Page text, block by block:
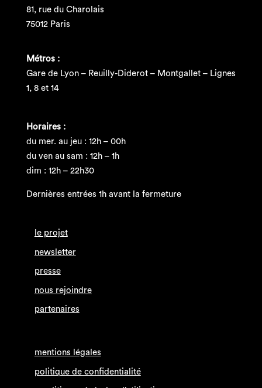
81, rue du Charolais
75012 Paris
Métros :
Gare de Lyon – Reuilly-Diderot – Montgallet – Lignes
1, 8 et 14
Horaires :
du mer. au jeu : 12h – 00h
du ven au sam : 12h – 1h
dim : 12h – 22h30
Dernières entrées 1h avant la fermeture
le projet
newsletter
presse
nous rejoindre
partenaires
mentions légales
politique de confidentialité